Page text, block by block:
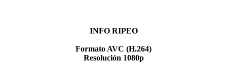
INFO RIPEO
Formato AVC (H.264)
Resolución 1080p